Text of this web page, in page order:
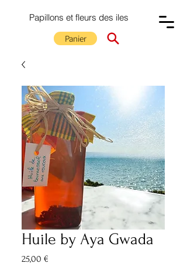
Papillons et fleurs des iles
Panier
Huile by Aya Gwada
25,00 €